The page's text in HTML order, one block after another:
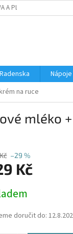
A PLATBA
na ruce
mléko
–29 %
Kč
doručit do: